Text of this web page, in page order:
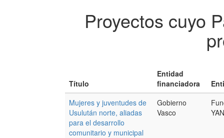
Proyectos cuyo
Título
Entidad
financiadora
Mujeres y juventudes de
Usulután norte, aliadas
para el desarrollo
comunitario y municipal
Gobierno
Vasco